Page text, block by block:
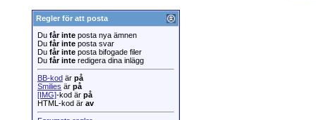
Regler för att posta
Du får inte posta nya ämnen
Du får inte posta svar
Du får inte posta bifogade filer
Du får inte redigera dina inlägg
BB-kod är på
Smilies är på
[IMG]-kod är på
HTML-kod är av